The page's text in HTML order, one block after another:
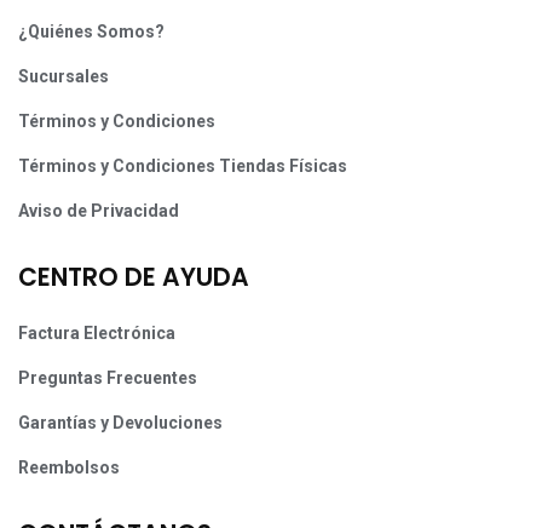
¿Quiénes Somos?
Sucursales
Términos y Condiciones
Términos y Condiciones Tiendas Físicas
Aviso de Privacidad
CENTRO DE AYUDA
Factura Electrónica
Preguntas Frecuentes
Garantías y Devoluciones
Reembolsos